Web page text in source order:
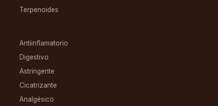
Terpenoides
Antiinflamatorio
Digestivo
Astringente
Cicatrizante
Analgésico